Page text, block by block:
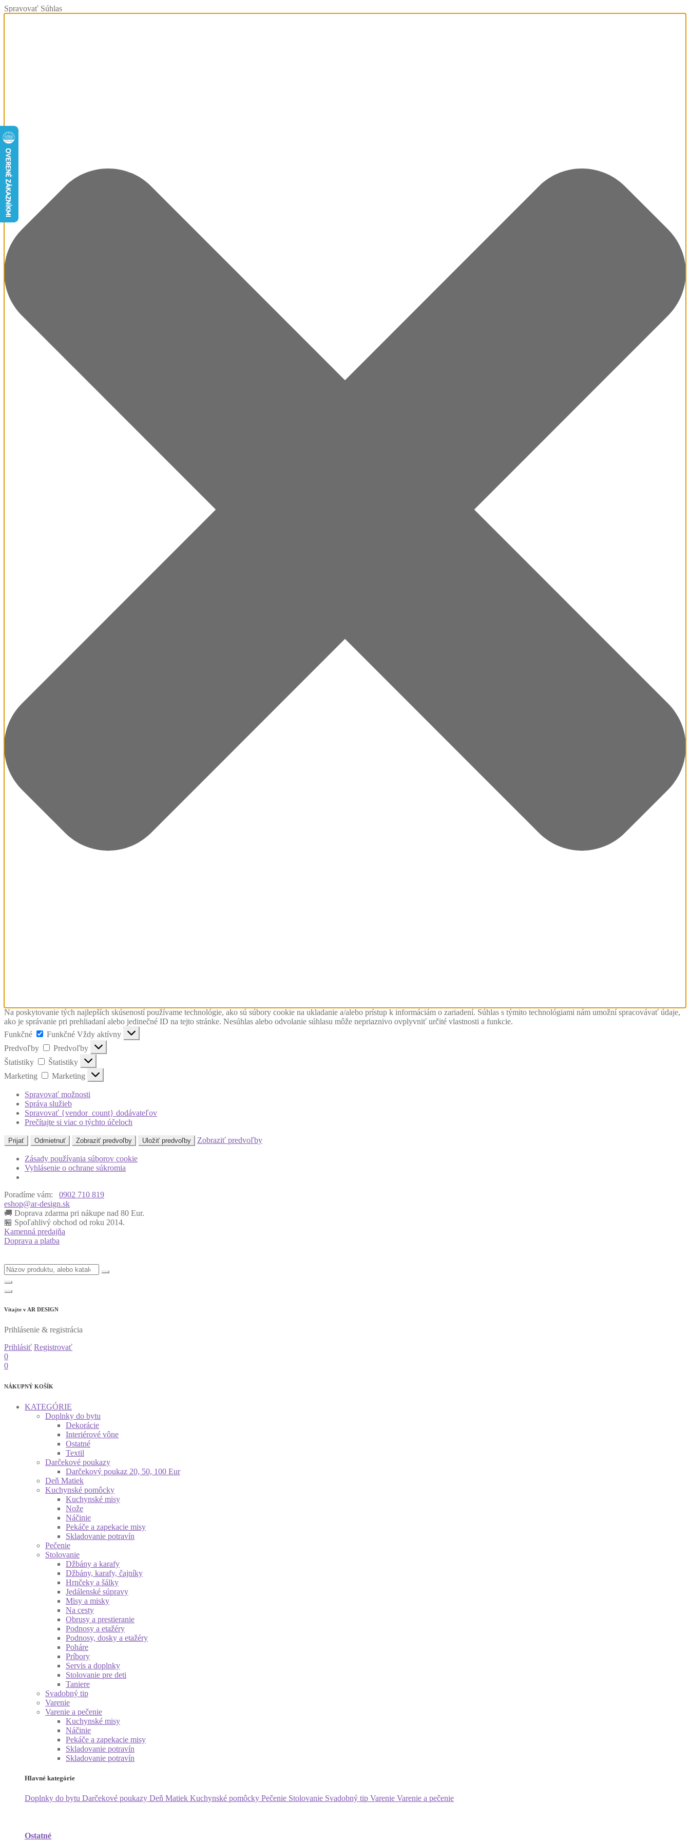
Spravovať Súhlas
Na poskytovanie tých najlepších skúseností používame technológie, ako sú súbory cookie na ukladanie a/alebo prístup k informáciám o zariadení. Súhlas s týmito technológiami nám umožní spracovávať údaje,
ako je správanie pri prehliadaní alebo jedinečné ID na tejto stránke. Nesúhlas alebo odvolanie súhlasu môže nepriaznivo ovplyvniť určité vlastnosti a funkcie.
Funkčné
Funkčné Vždy aktívny
Predvoľby
Predvoľby
Štatistiky
Štatistiky
Marketing
Marketing
Spravovať možnosti
Správa služieb
Spravovať {vendor_count} dodávateľov
Prečítajte si viac o týchto účeloch
Prijať Odmietnuť Zobraziť predvoľby Uložiť predvoľby Zobraziť predvoľby
Zásady používania súborov cookie
Vyhlásenie o ochrane súkromia
Poradíme vám:
0902 710 819
eshop@ar-design.sk
🚚 Doprava zdarma pri nákupe nad 80 Eur.
🏪 Spoľahlivý obchod od roku 2014.
Kamenná predajňa
Doprava a platba
Vitajte v AR DESIGN
Prihlásenie & registrácia
Prihlásiť Registrovať
0
0
NÁKUPNÝ KOŠÍK
KATEGÓRIE
Doplnky do bytu
Dekorácie
Interiérové vône
Ostatné
Textil
Darčekové poukazy
Darčekový poukaz 20, 50, 100 Eur
Deň Matiek
Kuchynské pomôcky
Kuchynské misy
Nože
Náčinie
Pekáče a zapekacie misy
Skladovanie potravín
Pečenie
Stolovanie
Džbány a karafy
Džbány, karafy, čajníky
Hrnčeky a šálky
Jedálenské súpravy
Misy a misky
Na cesty
Obrusy a prestieranie
Podnosy a etažéry
Podnosy, dosky a etažéry
Poháre
Príbory
Servis a doplnky
Stolovanie pre deti
Taniere
Svadobný tip
Varenie
Varenie a pečenie
Kuchynské misy
Náčinie
Pekáče a zapekacie misy
Skladovanie potravín
Skladovanie potravín
Hlavné kategórie
Doplnky do bytu Darčekové poukazy Deň Matiek Kuchynské pomôcky Pečenie Stolovanie Svadobný tip Varenie Varenie a pečenie
Ostatné